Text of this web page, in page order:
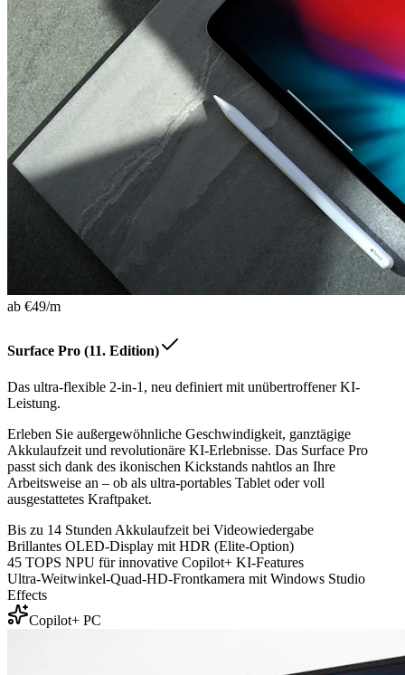
ab €49/m
Surface Pro (11. Edition)
Das ultra-flexible 2-in-1, neu definiert mit unübertroffener KI-
Leistung.
Erleben Sie außergewöhnliche Geschwindigkeit, ganztägige
Akkulaufzeit und revolutionäre KI-Erlebnisse. Das Surface Pro
passt sich dank des ikonischen Kickstands nahtlos an Ihre
Arbeitsweise an – ob als ultra-portables Tablet oder voll
ausgestattetes Kraftpaket.
Bis zu 14 Stunden Akkulaufzeit bei Videowiedergabe
Brillantes OLED-Display mit HDR (Elite-Option)
45 TOPS NPU für innovative Copilot+ KI-Features
Ultra-Weitwinkel-Quad-HD-Frontkamera mit Windows Studio
Effects
Copilot+ PC